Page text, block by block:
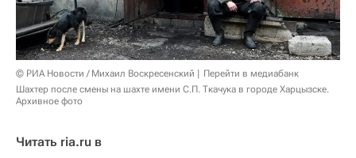
© РИА Новости / Михаил Воскресенский
Перейти в медиабанк
Шахтер после смены на шахте имени С.П. Ткачука в городе Харцызске.
Архивное фото
Читать ria.ru в